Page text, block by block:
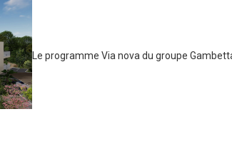
Le programme Via nova du groupe